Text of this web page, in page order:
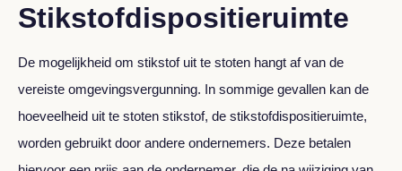
Stikstofdispositieruimte
De mogelijkheid om stikstof uit te stoten hangt af van de
vereiste omgevingsvergunning. In sommige gevallen kan de
hoeveelheid uit te stoten stikstof, de stikstofdispositieruimte,
worden gebruikt door andere ondernemers. Deze betalen